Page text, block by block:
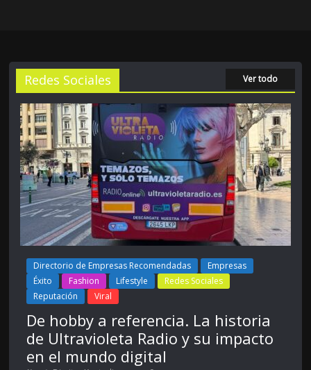
Redes Sociales Ver todo
Directorio de Empresas Recomendadas
Empresas
Éxito
Fashion Lifestyle
Redes Sociales
Reputación
Viral
De hobby a referencia. La historia
de Ultravioleta Radio y su impacto
en el mundo digital